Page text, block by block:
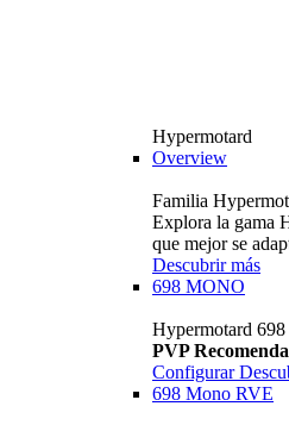
Hypermotard
Overview
Familia
Explora la gama
que mejor se
Descubrir más
698 MONO
Hypermotard 698
PVP
Configurar
698 Mono RVE